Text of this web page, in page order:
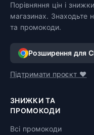
Порівняння цін і
магазинах. Знаходьте
та промокоди.
Розширення для
Підтримати проєкт ❤️
ЗНИЖКИ ТА
ПРОМОКОДИ
Всі промокоди